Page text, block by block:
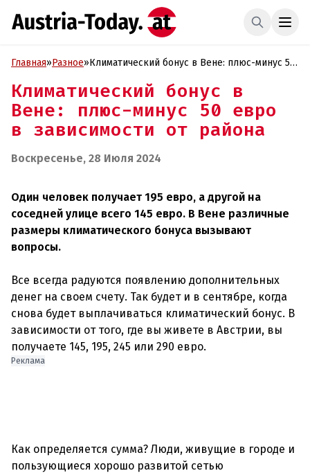
Главная»Разное»Климатический бонус в Вене: плюс-минус 50
Климатический бонус в
Вене: плюс-минус 50 евро
в зависимости от района
Воскресенье, 28 Июля 2024
Один человек получает 195 евро, а другой на
соседней улице всего 145 евро. В Вене различные
размеры климатического бонуса вызывают
вопросы.
Все всегда радуются появлению дополнительных
денег на своем счету. Так будет и в сентябре, когда
снова будет выплачиваться климатический бонус. В
зависимости от того, где вы живете в Австрии, вы
получаете 145, 195, 245 или 290 евро.
Реклама
Как определяется сумма? Люди, живущие в городе и
пользующиеся хорошо развитой сетью